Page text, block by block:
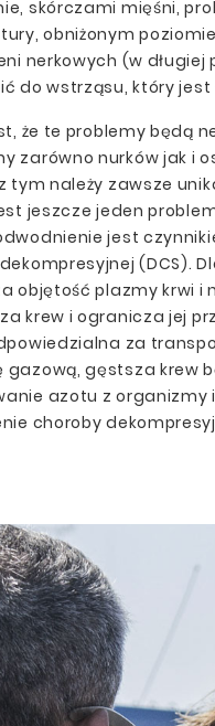
skórczami mięśni,
obniżonym
nerkowych (w
do wstrząsu, który
że te problemy będą
zarówno nurków jak i
tym należy zawsze
jeszcze jeden
jest
(DCS).
objętość plazmy krwi i
krew i ogranicza jej
za
gazową, gęstsza krew
azotu z organizmy
choroby